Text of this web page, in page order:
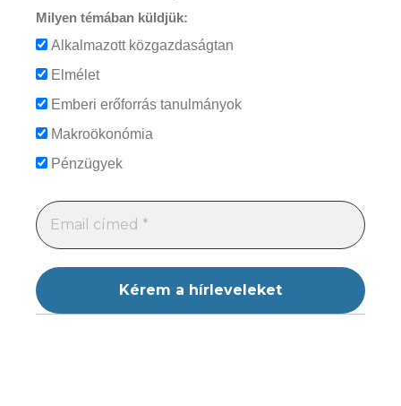
Milyen témában küldjük:
Alkalmazott közgazdaságtan
Elmélet
Emberi erőforrás tanulmányok
Makroökonómia
Pénzügyek